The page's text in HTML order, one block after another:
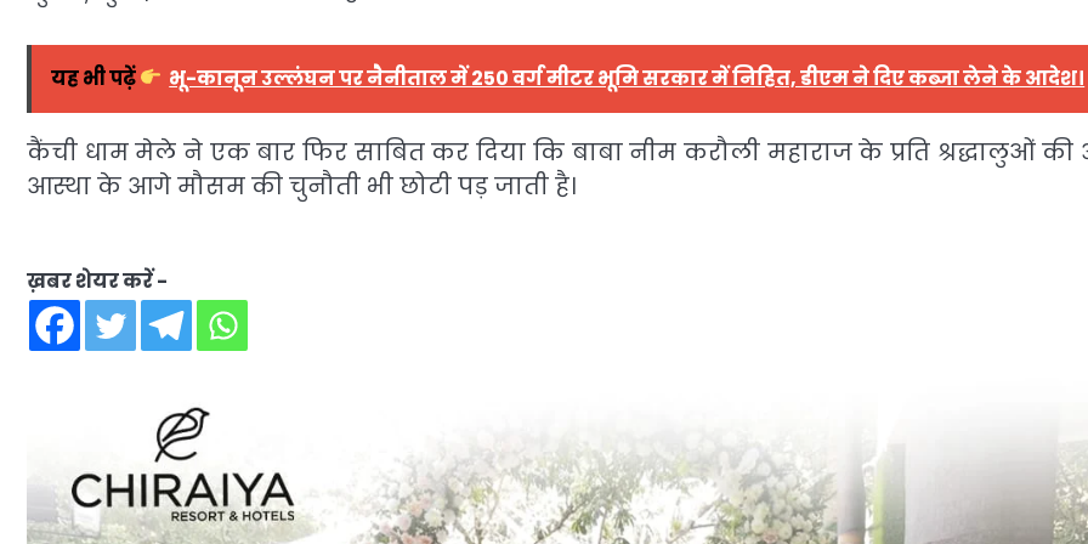
यह भी पढ़ें भू-कानून उल्लंघन पर नैनीताल में 250 वर्ग मीटर भूमि सरकार में निहित, डीएम ने दिए कब्जा लेने के आदेश।
कैंची धाम मेले ने एक बार फिर साबित कर दिया कि बाबा नीम करौली महाराज के प्रति श्रद्धालुओं की
आस्था के आगे मौसम की चुनौती भी छोटी पड़ जाती है।
ख़बर शेयर करें -